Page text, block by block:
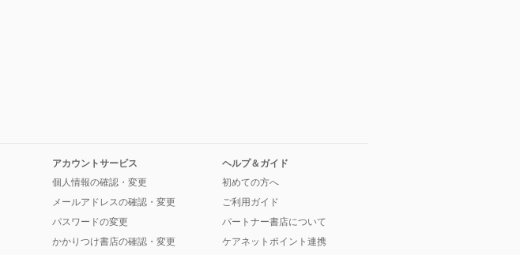
アカウントサービス
個人情報の確認・変更
メールアドレスの確認・変更
パスワードの変更
かかりつけ書店の確認・変更
ヘルプ＆ガイド
初めての方へ
ご利用ガイド
パートナー書店について
ケアネットポイント連携